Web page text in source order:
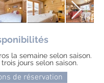
la semaine selon saison.
jours selon saison.
de réservation